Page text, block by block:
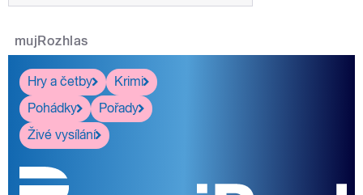
mujRozhlas
Hry a četby
Krimi
Pohádky
Pořady
Živé vysílání